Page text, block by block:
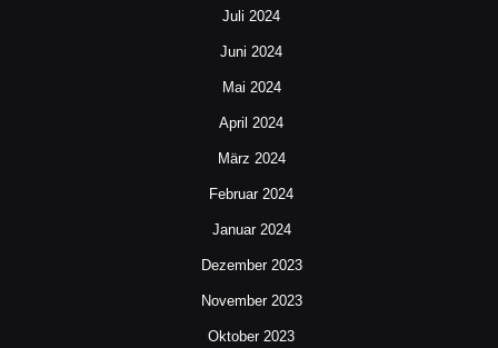
Juli 2024
Juni 2024
Mai 2024
April 2024
März 2024
Februar 2024
Januar 2024
Dezember 2023
November 2023
Oktober 2023